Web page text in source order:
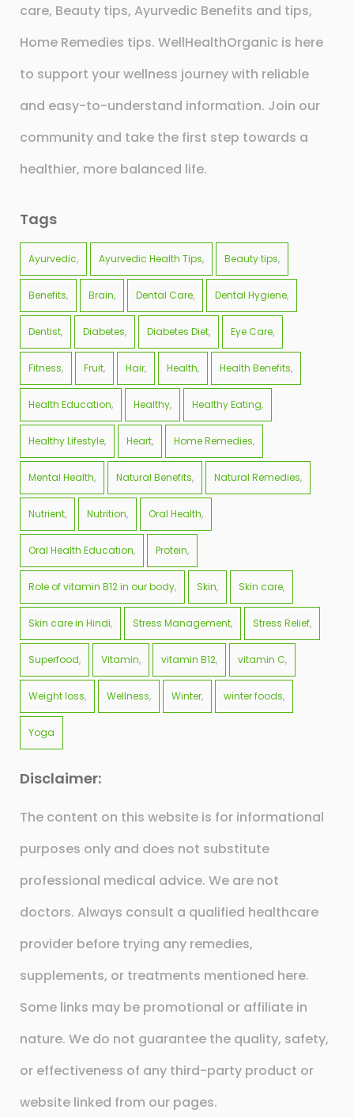
care, Beauty tips, Ayurvedic Benefits and tips,
Home Remedies tips. WellHealthOrganic is here
to support your wellness journey with reliable
and easy-to-understand information. Join our
community and take the first step towards a
healthier, more balanced life.
Tags
Ayurvedic Ayurvedic Health Tips Beauty tips
Benefits Brain Dental Care Dental Hygiene
Dentist Diabetes Diabetes Diet Eye Care
Fitness Fruit Hair Health Health Benefits
Health Education Healthy Healthy Eating
Healthy Lifestyle Heart Home Remedies
Mental Health Natural Benefits Natural Remedies
Nutrient Nutrition Oral Health
Oral Health Education Protein
Role of vitamin B12 in our body Skin Skin care
Skin care in Hindi Stress Management Stress Relief
Superfood Vitamin vitamin B12 vitamin C
Weight loss Wellness Winter winter foods
Yoga
Disclaimer:
The content on this website is for informational
purposes only and does not substitute
professional medical advice. We are not
doctors. Always consult a qualified healthcare
provider before trying any remedies,
supplements, or treatments mentioned here.
Some links may be promotional or affiliate in
nature. We do not guarantee the quality, safety,
or effectiveness of any third-party product or
website linked from our pages.